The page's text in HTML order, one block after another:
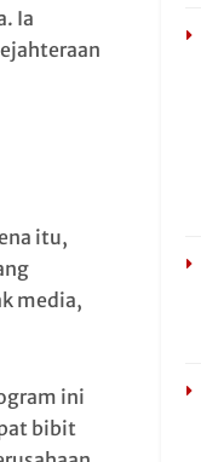
Ia
itu,
media,
ini
bibit